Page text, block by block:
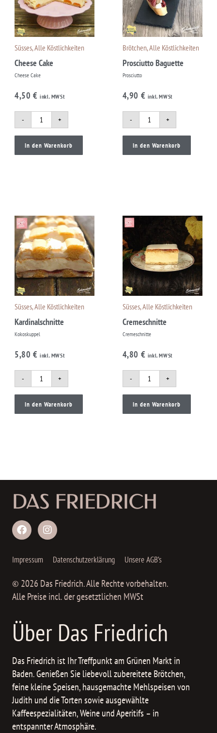
Süsses,Alle Köstlichkeiten
Cheese Cake
Cheese Cake
4,50 € inkl. MWSt
- +
In den Warenkorb
Brötchen,Alle Köstlichkeiten
Prosciutto Baguette
Prosciutto
4,90 € inkl. MWSt
- +
In den Warenkorb
Süsses,Alle Köstlichkeiten
Kardinalschnitte
Kokoskuppel
5,80 € inkl. MWSt
- +
In den Warenkorb
Süsses,Alle Köstlichkeiten
Cremeschnitte
Cremeschnitte
4,80 € inkl. MWSt
- +
In den Warenkorb
Impressum Datenschutzerklärung Unsere AGB’s
© 2026 Das Friedrich. Alle Rechte vorbehalten.
Alle Preise incl. der gesetztlichen MWSt
Über Das Friedrich
Das Friedrich ist Ihr Treffpunkt am Grünen Markt in
Baden. Genießen Sie liebevoll zubereitete Brötchen,
feine kleine Speisen, hausgemachte Mehlspeisen von
Judith und die Torten sowie ausgewählte
Kaffeespezialitäten, Weine und Aperitifs – in
entspannter Atmosphäre.